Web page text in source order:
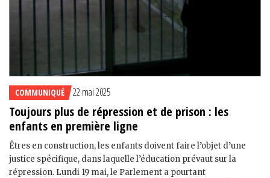
COMMUNIQUÉ 22 mai 2025
Toujours plus de répression et de prison : les
enfants en première ligne
Êtres en construction, les enfants doivent faire l’objet d’une
justice spécifique, dans laquelle l’éducation prévaut sur la
répression. Lundi 19 mai, le Parlement a pourtant